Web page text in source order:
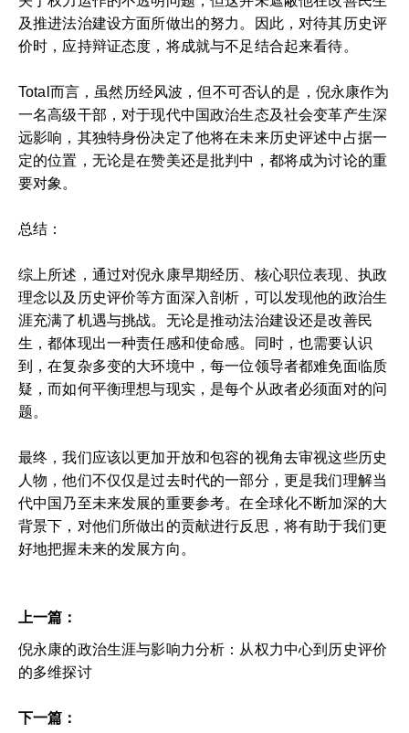
及推进法治建设方面所做出的努力。因此，对待其历史评
价时，应持辩证态度，将成就与不足结合起来看待。
Total而言，虽然历经风波，但不可否认的是，倪永康作为
一名高级干部，对于现代中国政治生态及社会变革产生深
远影响，其独特身份决定了他将在未来历史评述中占据一
定的位置，无论是在赞美还是批判中，都将成为讨论的重
要对象。
总结：
综上所述，通过对倪永康早期经历、核心职位表现、执政
理念以及历史评价等方面深入剖析，可以发现他的政治生
涯充满了机遇与挑战。无论是推动法治建设还是改善民
生，都体现出一种责任感和使命感。同时，也需要认识
到，在复杂多变的大环境中，每一位领导者都难免面临质
疑，而如何平衡理想与现实，是每个从政者必须面对的问
题。
最终，我们应该以更加开放和包容的视角去审视这些历史
人物，他们不仅仅是过去时代的一部分，更是我们理解当
代中国乃至未来发展的重要参考。在全球化不断加深的大
背景下，对他们所做出的贡献进行反思，将有助于我们更
好地把握未来的发展方向。
上一篇：
倪永康的政治生涯与影响力分析：从权力中心到历史评价
的多维探讨
下一篇：